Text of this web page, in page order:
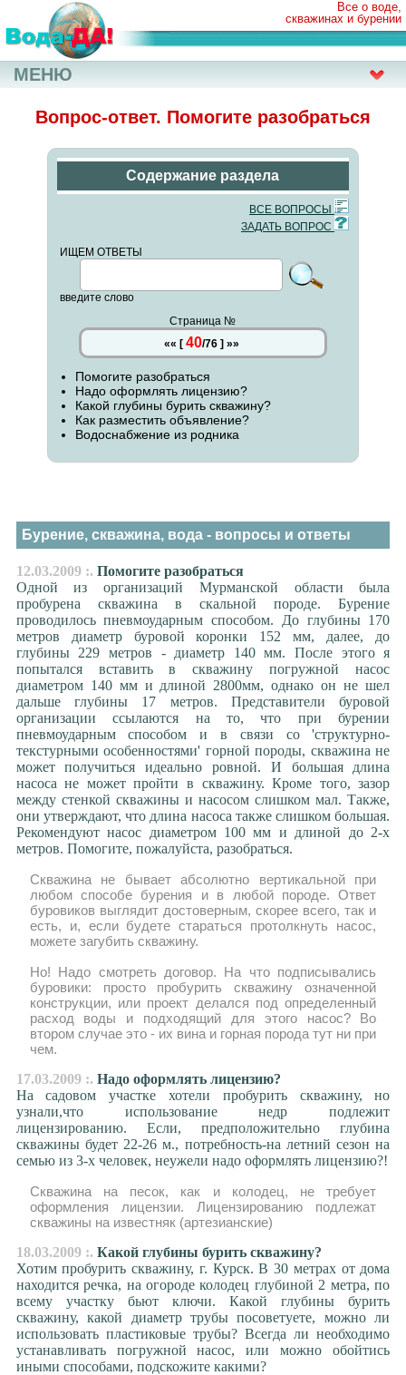
Все о воде,
скважинах и бурении
Вопрос-ответ. Помогите разобраться
Содержание раздела
ВСЕ ВОПРОСЫ
ЗАДАТЬ ВОПРОС
ИЩЕМ ОТВЕТЫ
введите слово
Страница №
«« [ 40/76] »»
Помогите разобраться
Надо оформлять лицензию?
Какой глубины бурить скважину?
Как разместить объявление?
Водоснабжение из родника
Бурение, скважина, вода - вопросы и ответы
12.03.2009 :. Помогите разобраться
Одной из организаций Мурманской области была
пробурена скважина в скальной породе. Бурение
проводилось пневмоударным способом. До глубины 170
метров диаметр буровой коронки 152 мм, далее, до
глубины 229 метров - диаметр 140 мм. После этого я
попытался вставить в скважину погружной насос
диаметром 140 мм и длиной 2800мм, однако он не шел
дальше глубины 17 метров. Представители буровой
организации ссылаются на то, что при бурении
пневмоударным способом и в связи со 'структурно-
текстурными особенностями' горной породы, скважина не
может получиться идеально ровной. И большая длина
насоса не может пройти в скважину. Кроме того, зазор
между стенкой скважины и насосом слишком мал. Также,
они утверждают, что длина насоса также слишком большая.
Рекомендуют насос диаметром 100 мм и длиной до 2-х
метров. Помогите, пожалуйста, разобраться.
Скважина не бывает абсолютно вертикальной при
любом способе бурения и в любой породе. Ответ
буровиков выглядит достоверным, скорее всего, так и
есть, и, если будете стараться протолкнуть насос,
можете загубить скважину.
Но! Надо смотреть договор. На что подписывались
буровики: просто пробурить скважину означенной
конструкции, или проект делался под определенный
расход воды и подходящий для этого насос? Во
втором случае это - их вина и горная порода тут ни при
чем.
17.03.2009 :. Надо оформлять лицензию?
На садовом участке хотели пробурить скважину, но
узнали,что использование недр подлежит
лицензированию. Если, предположительно глубина
скважины будет 22-26 м., потребность-на летний сезон на
семью из 3-х человек, неужели надо оформлять лицензию?!
Скважина на песок, как и колодец, не требует
оформления лицензии. Лицензированию подлежат
скважины на известняк (артезианские)
18.03.2009 :. Какой глубины бурить скважину?
Хотим пробурить скважину, г. Курск. В 30 метрах от дома
находится речка, на огороде колодец глубиной 2 метра, по
всему участку бьют ключи. Какой глубины бурить
скважину, какой диаметр трубы посоветуете, можно ли
использовать пластиковые трубы? Всегда ли необходимо
устанавливать погружной насос, или можно обойтись
иными способами, подскожите какими?
МЕНЮ